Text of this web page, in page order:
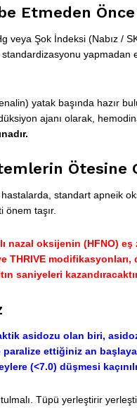
Etmeden Önce
veya Şok İndeksi (Nabız /
standardizasyonu
yatak başında hazır
ajanı olarak,
Ötesine
standart apneik
önem taşır.
oksijenin (HFNO) eş
THRIVE
saniyeleri
asidozu olan biri,
paralize ettiğiniz an
(<7.0) düşmesi
Tüpü yerleştirir